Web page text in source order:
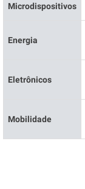
Microdispositivos
Energia
Eletrônicos
Mobilidade